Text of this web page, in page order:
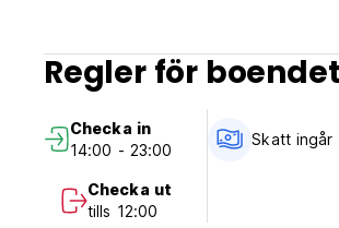
5. Åldersbegränsning: Minimiåldern
6. Vandrarhemmet ligger i det lokala
7. Rumsservice kl. 12.00 - 14.00.
Regler för boendet
Checka in
14:00 - 23:00
Checka ut
tills 12:00
Skatt ingår